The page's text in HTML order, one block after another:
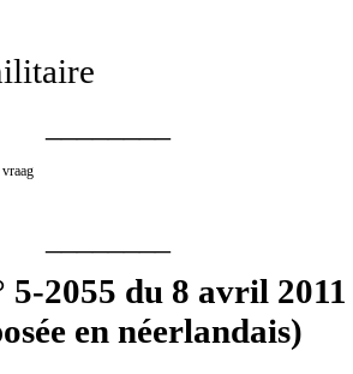
5-2055 du 8 avril
en néerlandais)